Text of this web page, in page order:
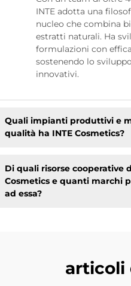
INTE adotta una
nucleo che combina
estratti naturali. Ha
formulazioni con
sostenendo lo
innovativi.
Quali impianti produttivi e
qualità ha INTE Cosmetics?
Di quali risorse cooperative
Cosmetics e quanti marchi
ad essa?
articoli